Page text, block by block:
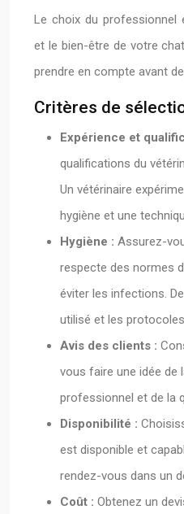
Le choix du professionnel
et le bien-être de votre
prendre en compte avant
Critères de
Expérience et
qualifications du
Un vétérinaire
hygiène et une
Hygiène : Assurez-
respecte des normes
éviter les infections.
utilisé et les
Avis des clients :
vous faire une idée de
professionnel et de la
Disponibilité :
est disponible et
rendez-vous dans un
Coût : Obtenez un